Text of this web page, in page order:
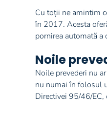
Cu toții ne amintim
în 2017. Acesta
pornirea automată
Noile
Noile prevederi nu
nu numai în folosul
Directivei 95/46/EC,